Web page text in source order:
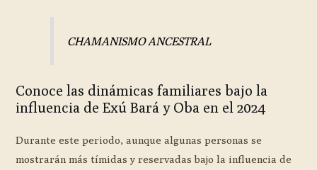
CHAMANISMO ANCESTRAL
Conoce las dinámicas familiares bajo la
influencia de Exú Bará y Oba en el 2024
Durante este periodo, aunque algunas personas se
mostrarán más tímidas y reservadas bajo la influencia de